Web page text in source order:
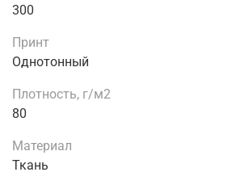
300
Принт
Однотонный
Плотность, г/м2
80
Материал
Ткань